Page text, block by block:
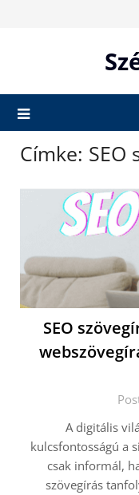
Címke: SEO
SEO
A digitális
kulcsfontosságú a
csak informál,
szövegírás